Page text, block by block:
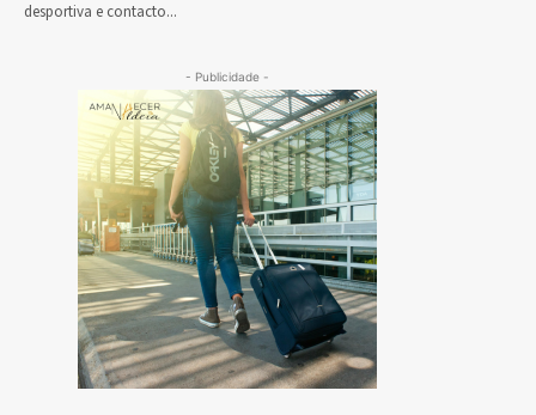
desportiva e contacto...
- Publicidade -